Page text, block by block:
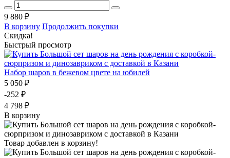
9 880 ₽
В корзину Продолжить покупки
Скидка!
Быстрый просмотр
Набор шаров в бежевом цвете на юбилей
5 050 ₽
-252 ₽
4 798 ₽
В корзину
Товар добавлен в корзину!